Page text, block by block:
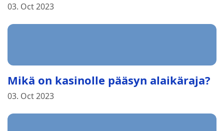
03. Oct 2023
Mikä on kasinolle pääsyn alaikäraja?
03. Oct 2023